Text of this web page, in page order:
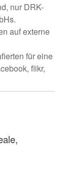
nur DRK-
auf externe
für eine
flikr,